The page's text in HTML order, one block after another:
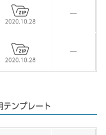
2020.10.28
―
2020.10.28
―
テンプレート